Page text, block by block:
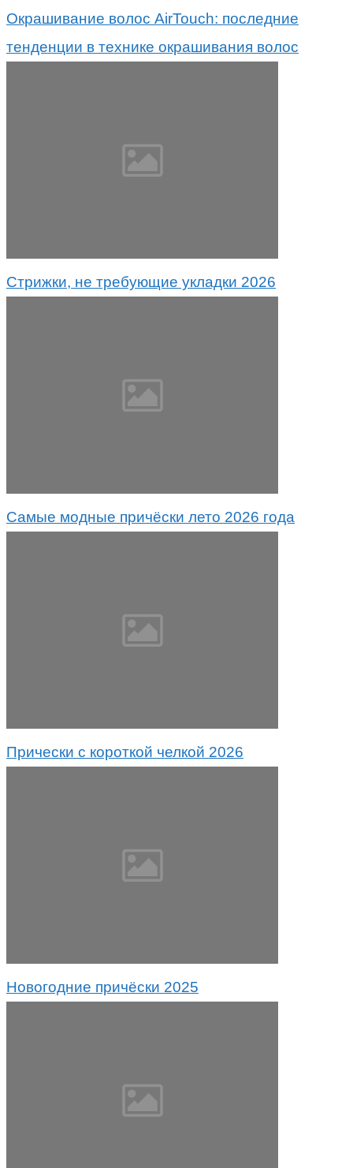
Окрашивание волос AirTouch: последние
тенденции в технике окрашивания волос
Стрижки, не требующие укладки 2026
Самые модные причёски лето 2026 года
Прически с короткой челкой 2026
Новогодние причёски 2025